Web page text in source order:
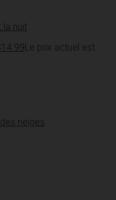
la nuit
14.99Le prix actuel est :
neiges